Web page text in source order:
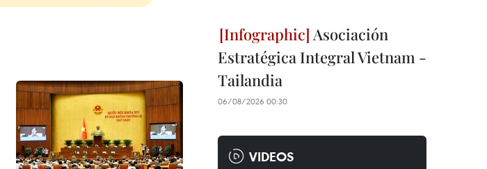
Asociación
Estratégica Integral Vietnam -
Tailandia
06/08/2026 00:30
VIDEOS